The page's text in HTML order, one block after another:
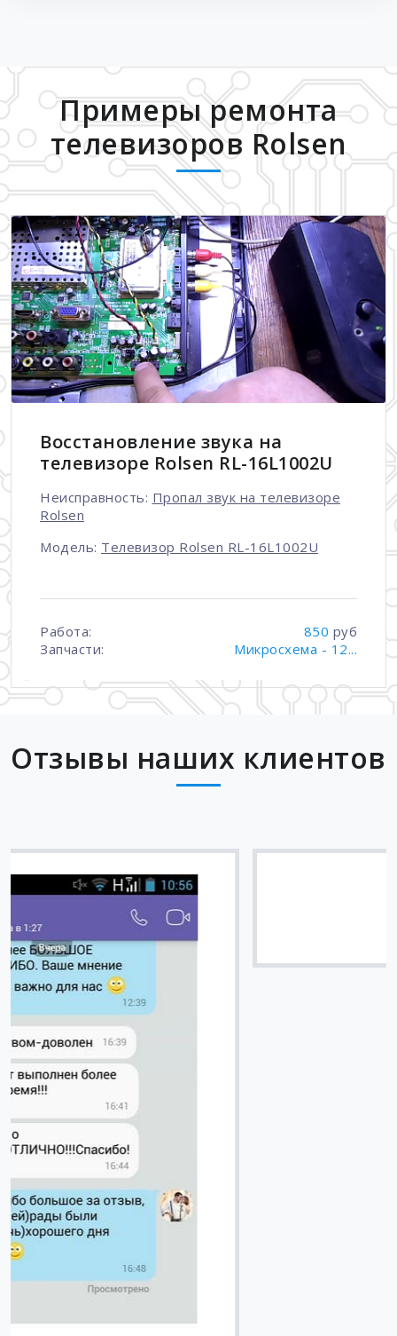
Примеры ремонта
телевизоров Rolsen
Восстановление звука на
телевизоре Rolsen RL-16L1002U
Неисправность: Пропал звук на телевизоре
Rolsen
Модель: Телевизор Rolsen RL-16L1002U
Работа: 850 руб
Запчасти:
Микросхема - 12...
Отзывы наших клиентов
Вячеслав